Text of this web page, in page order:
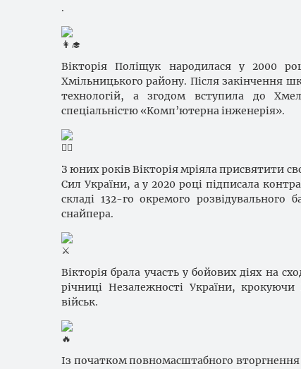
.
Вікторія Поліщук народилася у 2000
Хмільницького району. Після закінчення
технологій, а згодом вступила до
спеціальністю «Комп’ютерна інженерія».
З юних років Вікторія мріяла присвятити
Сил України, а у 2020 році підписала
складі 132-го окремого
снайпера.
Вікторія брала участь у бойових діях на
річниці Незалежності України,
військ.
Із початком повномасштабного вторгнення